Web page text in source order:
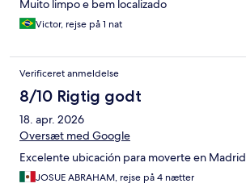
Muito limpo e bem localizado
Victor, rejse på 1 nat
Verificeret anmeldelse
8/10 Rigtig godt
18. apr. 2026
Oversæt med Google
Excelente ubicación para moverte en Madrid
JOSUE ABRAHAM, rejse på 4 nætter